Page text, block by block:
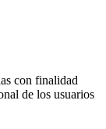
con finalidad
de los usuarios